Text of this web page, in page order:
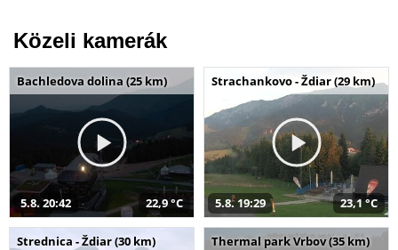
Közeli kamerák
Bachledova dolina (25 km)
5.8. 20:42 22,9 °C
Strachankovo - Ždiar (29 km)
5.8. 19:29 23,1 °C
Strednica - Ždiar (30 km) Thermal park Vrbov (35 km)